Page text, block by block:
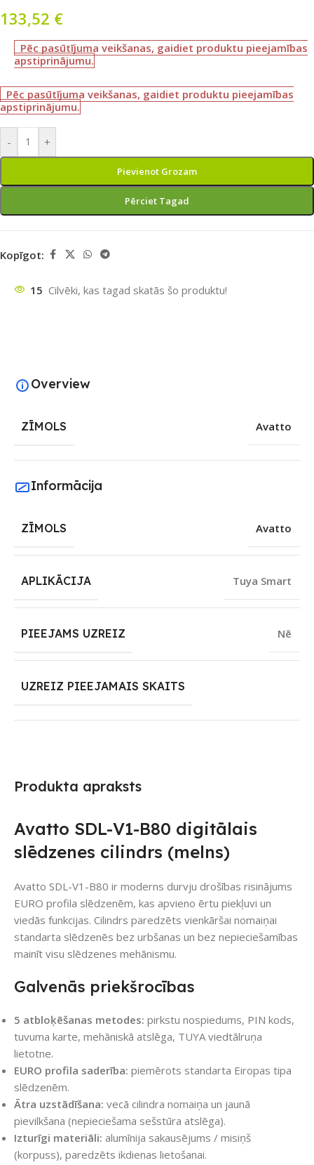
133,52 €
Pēc pasūtījuma veikšanas, gaidiet produktu pieejamības
apstiprinājumu.
Pēc pasūtījuma veikšanas, gaidiet produktu pieejamības
apstiprinājumu.
- +
Pievienot Grozam
Pērciet Tagad
Kopīgot:
15 Cilvēki, kas tagad skatās šo produktu!
Produkta apraksts
Avatto SDL-V1-B80 digitālais
slēdzenes cilindrs (melns)
Avatto SDL-V1-B80 ir moderns durvju drošības risinājums
EURO profila slēdzenēm, kas apvieno ērtu piekļuvi un
viedās funkcijas. Cilindrs paredzēts vienkāršai nomaiņai
standarta slēdzenēs bez urbšanas un bez nepieciešamības
mainīt visu slēdzenes mehānismu.
Galvenās priekšrocības
5 atbloķēšanas metodes: pirkstu nospiedums, PIN kods,
tuvuma karte, mehāniskā atslēga, TUYA viedtālruņa
lietotne.
EURO profila saderība: piemērots standarta Eiropas tipa
slēdzenēm.
Ātra uzstādīšana: vecā cilindra nomaiņa un jaunā
pievilkšana (nepieciešama sešstūra atslēga).
Izturīgi materiāli: alumīnija sakausējums / misiņš
(korpuss), paredzēts ikdienas lietošanai.
Overview
ZĪMOLS Avatto
Informācija
ZĪMOLS Avatto
APLIKĀCIJA Tuya Smart
PIEEJAMS UZREIZ Nē
UZREIZ PIEEJAMAIS SKAITS